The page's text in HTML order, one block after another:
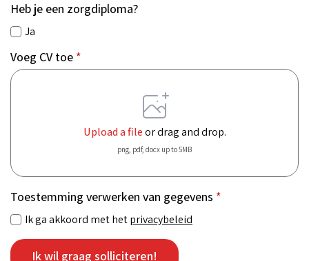
Heb je een zorgdiploma?
Ja
Voeg CV toe *
Upload a fileor drag and drop.
png, pdf, docx up to 5MB
Toestemming verwerken van gegevens *
Ik ga akkoord met hetprivacybeleid
Ik wil graag solliciteren!